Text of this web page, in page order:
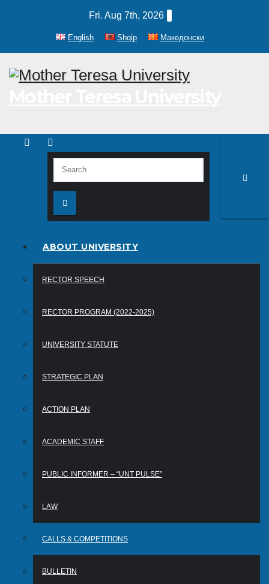
Fri. Aug 7th, 2026
English Shqip Македонски
ABOUT UNIVERSITY
RECTOR SPEECH
RECTOR PROGRAM (2022-2025)
UNIVERSITY STATUTE
STRATEGIC PLAN
ACTION PLAN
ACADEMIC STAFF
PUBLIC INFORMER – “UNT PULSE”
LAW
CALLS & COMPETITIONS
BULLETIN